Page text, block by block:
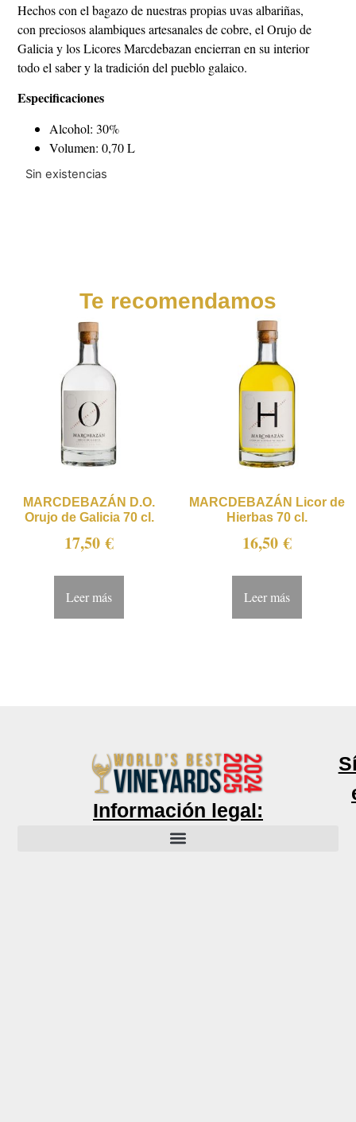
Hechos con el bagazo de nuestras propias uvas albariñas,
con preciosos alambiques artesanales de cobre, el Orujo de
Galicia y los Licores Marcdebazan encierran en su interior
todo el saber y la tradición del pueblo galaico.
Especificaciones
Alcohol: 30%
Volumen: 0,70 L
Sin existencias
Te recomendamos
MARCDEBAZÁN D.O.
Orujo de Galicia 70 cl.
17,50€
Leer más
MARCDEBAZÁN Licor de
Hierbas 70 cl.
16,50€
Leer más
Información legal: